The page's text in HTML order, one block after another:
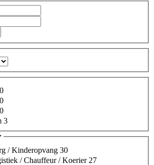
0
0
0
3
/ Kinderopvang 30
/ Chauffeur / Koerier 27